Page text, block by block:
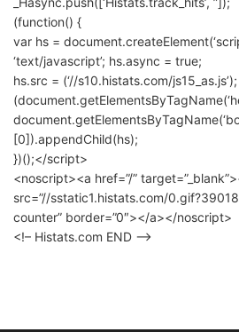
(function() {
var hs =
‘text/javascript’; hs.async = true;
hs.src = (‘//s10.histats.com/js15_as.js’);
[0]).appendChild(hs);
})();</script>
<noscript><a href=”/”
src=”//sstatic1.histats.com/
counter” border=”0″></a></noscript>
<!– Histats.com END –>